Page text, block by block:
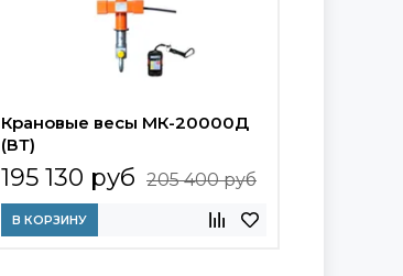
Крановые весы МК-20000Д
(ВТ)
195 130 руб 205 400 руб
В КОРЗИНУ